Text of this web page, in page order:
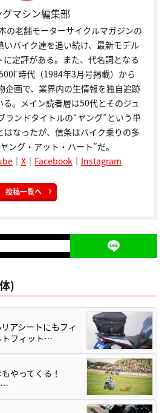
グマシン編集部
の老舗モーターサイクルマガジンの
バイク達を追い続け、最新モデル
に定評がある。また、代名詞となる
時代（1984年3月号掲載）から
企画で、業界内の生情報を独自追跡
る。メイン読者層は50代とそのジュ
ランドタイトルの“ヤング”という単
なったが、信条はバイク乗りの多
ング・アット・ハート”だ。
｜ X ｜ Facebook ｜ Instagram
投稿一覧へ
)
アシートにもフィ
トフィット…
やってくる！
…